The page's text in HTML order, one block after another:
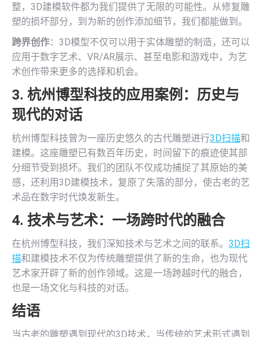
整，3D建模软件都为我们提供了无限的可能性。从修复雕
塑的损坏部分，到为新的创作添加细节，我们都能做到。
跨界创作：3D模型不仅可以用于实体雕塑的制造，还可以
应用于数字艺术、VR/AR展示、甚至电影和游戏中，为艺
术创作带来更多的选择和机会。
3. 杭州博型科技的应用案例：历史与
现代的对话
杭州博型科技曾为一座历史悠久的古代雕塑进行3D扫描和
建模。这座雕塑已有数百年历史，时间留下的痕迹使其部
分细节受到损坏。我们的团队不仅成功捕捉了其原始的美
感，还利用3D建模技术，复原了失落的部分，使古老的艺
术品在数字时代焕发新生。
4. 技术与艺术：一场跨时代的融合
在杭州博型科技，我们深知技术与艺术之间的联系。 3D扫
描和建模技术不仅为传统雕塑提供了新的生命，也为现代
艺术家开辟了新的创作领域。这是一场跨越时代的融合，
也是一场文化与科技的对话。
结语
当古老的雕塑遇到现代的3D技术，当传统的艺术形式遇到